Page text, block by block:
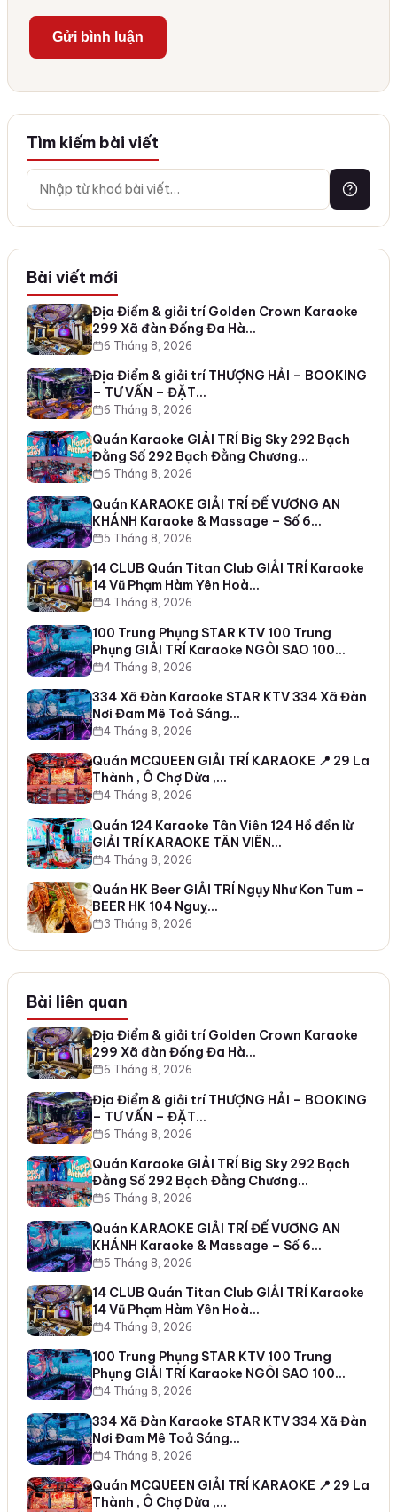
Tìm kiếm bài viết
Bài viết mới
Địa Điểm & giải trí Golden Crown Karaoke
299 Xã đàn Đống Đa Hà…
6 Tháng 8, 2026
Địa Điểm & giải trí THƯỢNG HẢI – BOOKING
– TƯ VẤN – ĐẶT…
6 Tháng 8, 2026
Quán Karaoke GIẢI TRÍ Big Sky 292 Bạch
Đằng Số 292 Bạch Đằng Chương…
6 Tháng 8, 2026
Quán KARAOKE GIẢI TRÍ ĐẾ VƯƠNG AN
KHÁNH Karaoke & Massage – Số 6…
5 Tháng 8, 2026
14 CLUB Quán Titan Club GIẢI TRÍ Karaoke
14 Vũ Phạm Hàm Yên Hoà…
4 Tháng 8, 2026
100 Trung Phụng STAR KTV 100 Trung
Phụng GIẢI TRÍ Karaoke NGÔI SAO 100…
4 Tháng 8, 2026
334 Xã Đàn Karaoke STAR KTV 334 Xã Đàn
Nơi Đam Mê Toả Sáng…
4 Tháng 8, 2026
Quán MCQUEEN GIẢI TRÍ KARAOKE 📍 29 La
Thành , Ô Chợ Dừa ,…
4 Tháng 8, 2026
Quán 124 Karaoke Tân Viên 124 Hồ đền lừ
GIẢI TRÍ KARAOKE TÂN VIÊN…
4 Tháng 8, 2026
Quán HK Beer GIẢI TRÍ Ngụy Như Kon Tum –
BEER HK 104 Nguỵ…
3 Tháng 8, 2026
Bài liên quan
Địa Điểm & giải trí Golden Crown Karaoke
299 Xã đàn Đống Đa Hà…
6 Tháng 8, 2026
Địa Điểm & giải trí THƯỢNG HẢI – BOOKING
– TƯ VẤN – ĐẶT…
6 Tháng 8, 2026
Quán Karaoke GIẢI TRÍ Big Sky 292 Bạch
Đằng Số 292 Bạch Đằng Chương…
6 Tháng 8, 2026
Quán KARAOKE GIẢI TRÍ ĐẾ VƯƠNG AN
KHÁNH Karaoke & Massage – Số 6…
5 Tháng 8, 2026
14 CLUB Quán Titan Club GIẢI TRÍ Karaoke
14 Vũ Phạm Hàm Yên Hoà…
4 Tháng 8, 2026
100 Trung Phụng STAR KTV 100 Trung
Phụng GIẢI TRÍ Karaoke NGÔI SAO 100…
4 Tháng 8, 2026
334 Xã Đàn Karaoke STAR KTV 334 Xã Đàn
Nơi Đam Mê Toả Sáng…
4 Tháng 8, 2026
Quán MCQUEEN GIẢI TRÍ KARAOKE 📍 29 La
Thành , Ô Chợ Dừa ,…